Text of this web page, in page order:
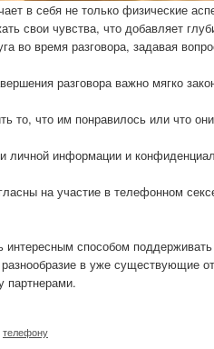
в себя не только физические
свои чувства, что добавляет
во время разговора, задавая
разговора важно мягко
то, что им понравилось или что
личной информации и
на участие в телефонном
способом
разнообразие в уже существующие
партнерами.
телефону